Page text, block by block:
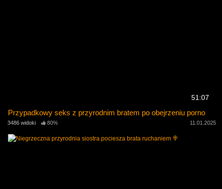
51:07
Przypadkowy seks z przyrodnim bratem po obejrzeniu porno
3486 widoki 80% 11.01.2025